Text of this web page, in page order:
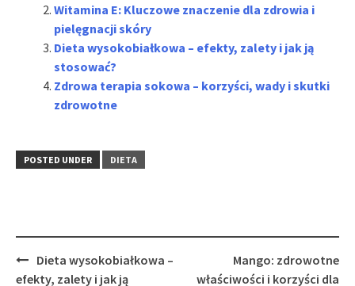
Witamina E: Kluczowe znaczenie dla zdrowia i
pielęgnacji skóry
Dieta wysokobiałkowa – efekty, zalety i jak ją
stosować?
Zdrowa terapia sokowa – korzyści, wady i skutki
zdrowotne
POSTED UNDER DIETA
Post
navigation
Dieta wysokobiałkowa –
efekty, zalety i jak ją
Mango: zdrowotne
właściwości i korzyści dla